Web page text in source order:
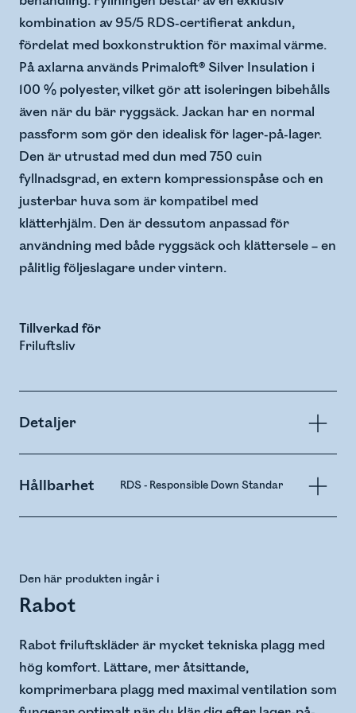
kombination av 95/5 RDS-certifierat ankdun,
fördelat med boxkonstruktion för maximal värme.
På axlarna används Primaloft® Silver Insulation i
100 % polyester, vilket gör att isoleringen bibehålls
även när du bär ryggsäck. Jackan har en normal
passform som gör den idealisk för lager-på-lager.
Den är utrustad med dun med 750 cuin
fyllnadsgrad, en extern kompressionspåse och en
justerbar huva som är kompatibel med
klätterhjälm. Den är dessutom anpassad för
användning med både ryggsäck och klättersele – en
pålitlig följeslagare under vintern.
Tillverkad för
Friluftsliv
Detaljer
Hållbarhet RDS - Responsible Down Standard PFAS-free
Den här produkten ingår i
Rabot
Rabot friluftskläder är mycket tekniska plagg med
hög komfort. Lättare, mer åtsittande,
komprimerbara plagg med maximal ventilation som